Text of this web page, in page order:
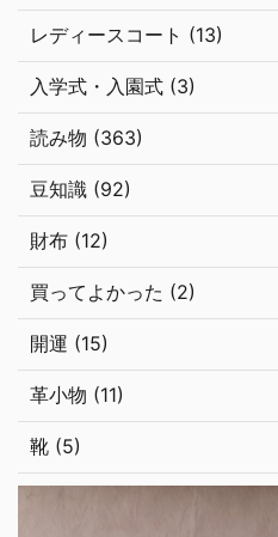
レディースコート (13)
入学式・入園式 (3)
読み物 (363)
豆知識 (92)
財布 (12)
買ってよかった (2)
開運 (15)
革小物 (11)
靴 (5)